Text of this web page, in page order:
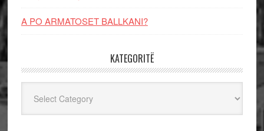
A PO ARMATOSET BALLKANI?
KATEGORITË